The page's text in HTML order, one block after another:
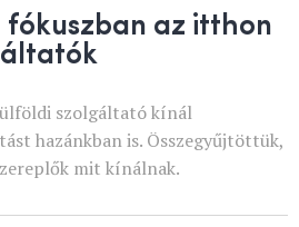
az itthon
szolgáltató kínál
hazánkban is. Összegyűjtöttük,
mit kínálnak.